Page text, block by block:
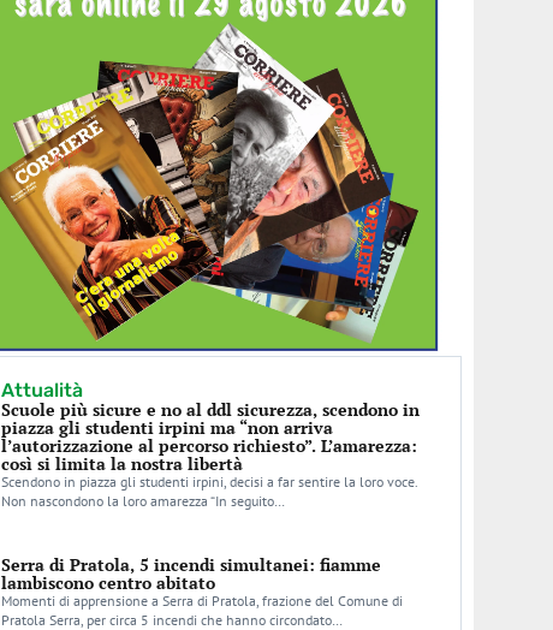
Attualità
Scuole più sicure e no al ddl sicurezza, scendono in
piazza gli studenti irpini ma “non arriva
l’autorizzazione al percorso richiesto”. L’amarezza:
così si limita la nostra libertà
Scendono in piazza gli studenti irpini, decisi a far sentire la loro voce.
Non nascondono la loro amarezza “In seguito…
Serra di Pratola, 5 incendi simultanei: fiamme
lambiscono centro abitato
Momenti di apprensione a Serra di Pratola, frazione del Comune di
Pratola Serra, per circa 5 incendi che hanno circondato…